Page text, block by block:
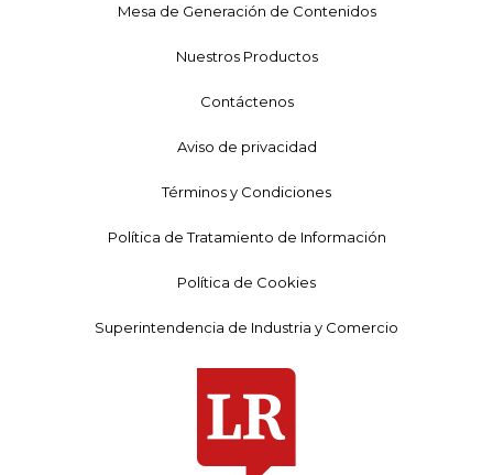
Mesa de Generación de Contenidos
Nuestros Productos
Contáctenos
Aviso de privacidad
Términos y Condiciones
Política de Tratamiento de Información
Política de Cookies
Superintendencia de Industria y Comercio